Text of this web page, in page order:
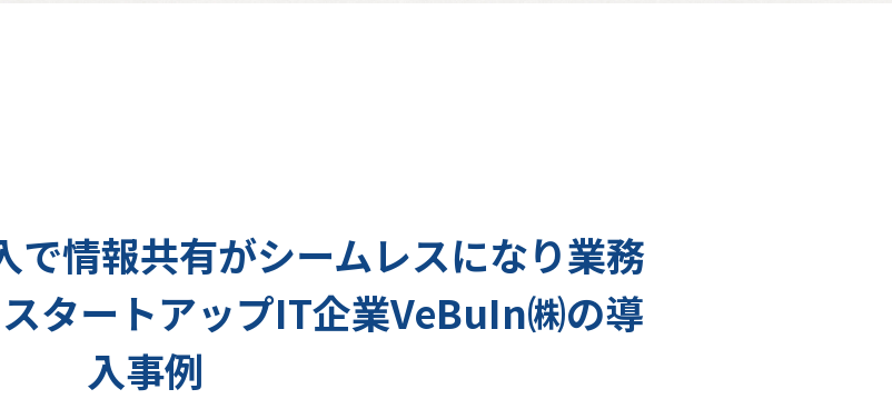
で情報共有がシームレスになり業務
タートアップIT企業VeBuIn㈱の導
入事例